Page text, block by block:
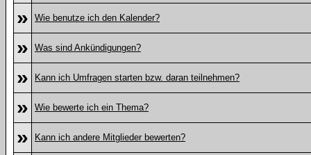
» Wie benutze ich den Kalender?
» Was sind Ankündigungen?
» Kann ich Umfragen starten bzw. daran teilnehmen?
» Wie bewerte ich ein Thema?
» Kann ich andere Mitglieder bewerten?